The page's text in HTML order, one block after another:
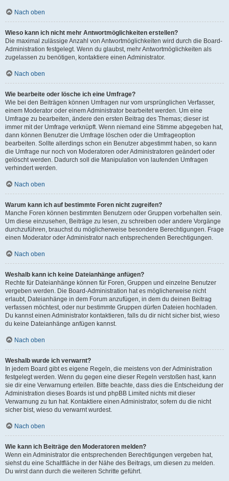
Nach oben
Wieso kann ich nicht mehr Antwortmöglichkeiten erstellen?
Die maximal zulässige Anzahl von Antwortmöglichkeiten wird durch die Board-
Administration festgelegt. Wenn du glaubst, mehr Antwortmöglichkeiten als
zugelassen zu benötigen, kontaktiere einen Administrator.
Nach oben
Wie bearbeite oder lösche ich eine Umfrage?
Wie bei den Beiträgen können Umfragen nur vom ursprünglichen Verfasser,
einem Moderator oder einem Administrator bearbeitet werden. Um eine
Umfrage zu bearbeiten, ändere den ersten Beitrag des Themas; dieser ist
immer mit der Umfrage verknüpft. Wenn niemand eine Stimme abgegeben hat,
dann können Benutzer die Umfrage löschen oder die Umfrageoption
bearbeiten. Sollte allerdings schon ein Benutzer abgestimmt haben, so kann
die Umfrage nur noch von Moderatoren oder Administratoren geändert oder
gelöscht werden. Dadurch soll die Manipulation von laufenden Umfragen
verhindert werden.
Nach oben
Warum kann ich auf bestimmte Foren nicht zugreifen?
Manche Foren können bestimmten Benutzern oder Gruppen vorbehalten sein.
Um diese einzusehen, Beiträge zu lesen, zu schreiben oder andere Vorgänge
durchzuführen, brauchst du möglicherweise besondere Berechtigungen. Frage
einen Moderator oder Administrator nach entsprechenden Berechtigungen.
Nach oben
Weshalb kann ich keine Dateianhänge anfügen?
Rechte für Dateianhänge können für Foren, Gruppen und einzelne Benutzer
vergeben werden. Die Board-Administration hat es möglicherweise nicht
erlaubt, Dateianhänge in dem Forum anzufügen, in dem du deinen Beitrag
verfassen möchtest, oder nur bestimmte Gruppen dürfen Dateien hochladen.
Du kannst einen Administrator kontaktieren, falls du dir nicht sicher bist, wieso
du keine Dateianhänge anfügen kannst.
Nach oben
Weshalb wurde ich verwarnt?
In jedem Board gibt es eigene Regeln, die meistens von der Administration
festgelegt werden. Wenn du gegen eine dieser Regeln verstoßen hast, kann
sie dir eine Verwarnung erteilen. Bitte beachte, dass dies die Entscheidung der
Administration dieses Boards ist und phpBB Limited nichts mit dieser
Verwarnung zu tun hat. Kontaktiere einen Administrator, sofern du die nicht
sicher bist, wieso du verwarnt wurdest.
Nach oben
Wie kann ich Beiträge den Moderatoren melden?
Wenn ein Administrator die entsprechenden Berechtigungen vergeben hat,
siehst du eine Schaltfläche in der Nähe des Beitrags, um diesen zu melden.
Du wirst dann durch die weiteren Schritte geführt.